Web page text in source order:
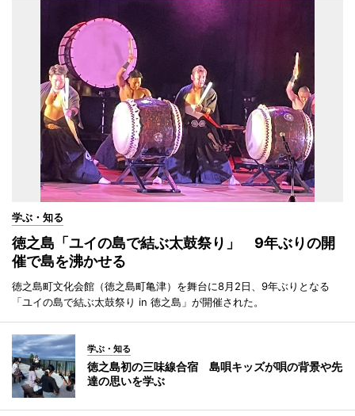
学ぶ・知る
徳之島「ユイの島で結ぶ太鼓祭り」 9年ぶりの開
催で島を沸かせる
徳之島町文化会館（徳之島町亀津）を舞台に8月2日、9年ぶりとなる
「ユイの島で結ぶ太鼓祭り in 徳之島」が開催された。
学ぶ・知る
徳之島初の三味線合宿 島唄キッズが唄の背景や先
達の思いを学ぶ